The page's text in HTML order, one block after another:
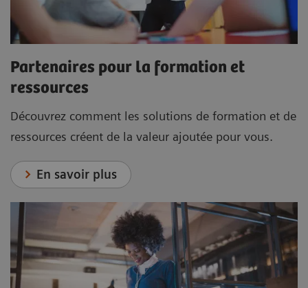
Partenaires pour la formation et
ressources
Découvrez comment les solutions de formation et de
ressources créent de la valeur ajoutée pour vous.
En savoir plus